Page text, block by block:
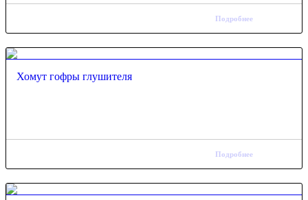
Подробнее
Хомут гофры глушителя
Подробнее